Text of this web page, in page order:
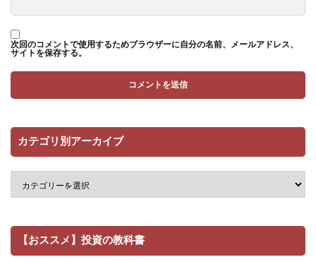
次回のコメントで使用するためブラウザーに自分の名前、メールアドレス、
サイトを保存する。
カテゴリ別アーカイブ
【おススメ】投資の教科書